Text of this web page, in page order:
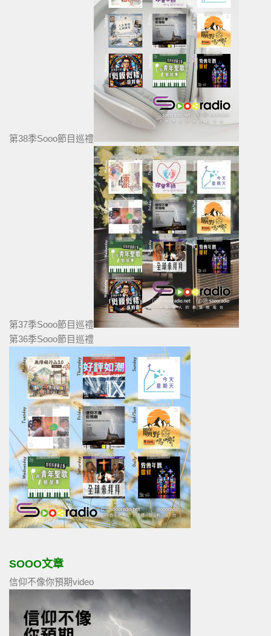
第38季Sooo節目巡禮
第37季Sooo節目巡禮
第36季Sooo節目巡禮
SOOO文章
信仰不像你預期video